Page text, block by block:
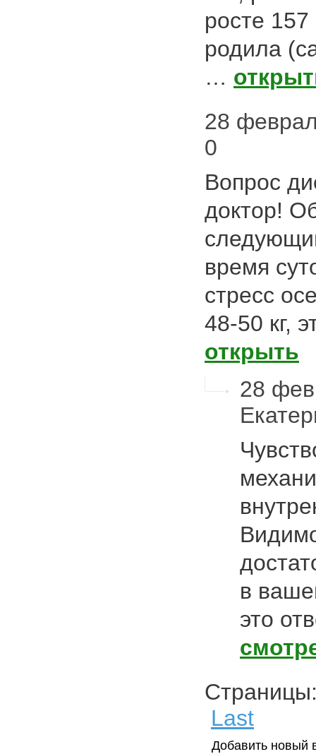
росте
родила
…
28
0
Вопрос
доктор!
время
стресс
48-50 кг,
открыть
28
в
это
Last
Добавить новый